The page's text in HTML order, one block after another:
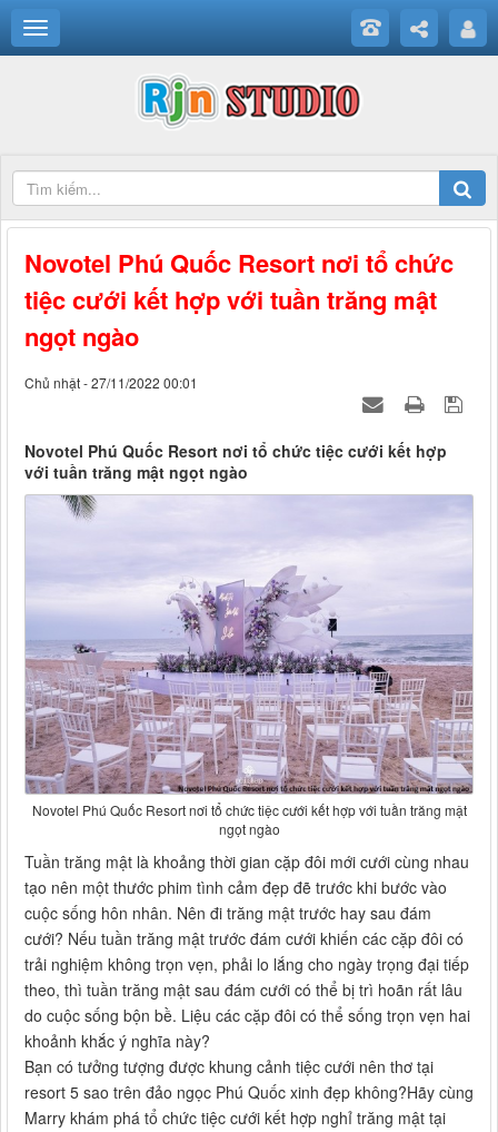
Novotel Phú Quốc Resort nơi tổ chức
tiệc cưới kết hợp với tuần trăng mật
ngọt ngào
Chủ nhật - 27/11/2022 00:01
Novotel Phú Quốc Resort nơi tổ chức tiệc cưới kết hợp
với tuần trăng mật ngọt ngào
Novotel Phú Quốc Resort nơi tổ chức tiệc cưới kết hợp với tuần trăng mật
ngọt ngào
Tuần trăng mật là khoảng thời gian cặp đôi mới cưới cùng nhau
tạo nên một thước phim tình cảm đẹp đẽ trước khi bước vào
cuộc sống hôn nhân. Nên đi trăng mật trước hay sau đám
cưới? Nếu tuần trăng mật trước đám cưới khiến các cặp đôi có
trải nghiệm không trọn vẹn, phải lo lắng cho ngày trọng đại tiếp
theo, thì tuần trăng mật sau đám cưới có thể bị trì hoãn rất lâu
do cuộc sống bộn bề. Liệu các cặp đôi có thể sống trọn vẹn hai
khoảnh khắc ý nghĩa này?
Bạn có tưởng tượng được khung cảnh tiệc cưới nên thơ tại
resort 5 sao trên đảo ngọc Phú Quốc xinh đẹp không?Hãy cùng
Marry khám phá tổ chức tiệc cưới kết hợp nghỉ trăng mật tại